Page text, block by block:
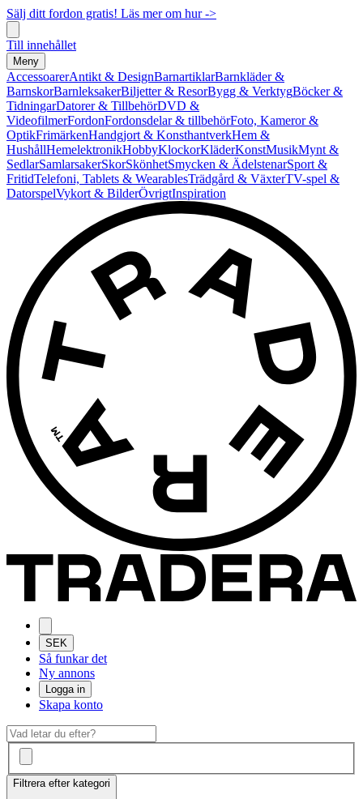
Sälj ditt fordon gratis! Läs mer om hur ->
Till innehållet
Meny
AccessoarerAntikt & DesignBarnartiklarBarnkläder &
BarnskorBarnleksakerBiljetter & ResorBygg & VerktygBöcker &
TidningarDatorer & TillbehörDVD &
VideofilmerFordonFordonsdelar & tillbehörFoto, Kameror &
OptikFrimärkenHandgjort & KonsthantverkHem &
HushållHemelektronikHobbyKlockorKläderKonstMusikMynt &
SedlarSamlarsakerSkorSkönhetSmycken & ÄdelstenarSport &
FritidTelefoni, Tablets & WearablesTrädgård & VäxterTV-spel &
DatorspelVykort & BilderÖvrigtInspiration
SEK
Så funkar det
Ny annons
Logga in
Skapa konto
Filtrera efter kategori